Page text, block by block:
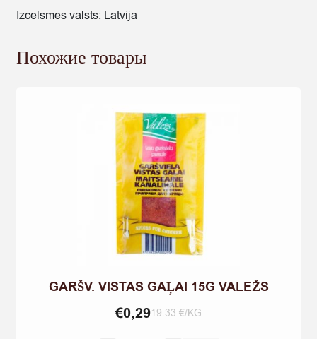
Izcelsmes valsts: Latvija
Похожие товары
GARŠV. VISTAS GAĻAI 15G VALEŽS
€0,2919.33 €/KG